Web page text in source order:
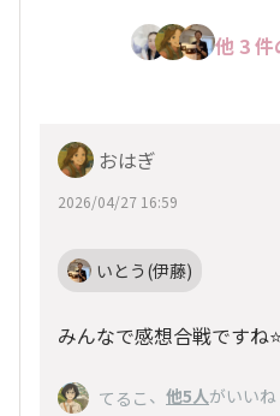
他 3 件
おはぎ
2026/04/27 16:59
いとう(伊藤)
みんなで感想合戦ですね⭐️
てるこ 、 他5人がいいね